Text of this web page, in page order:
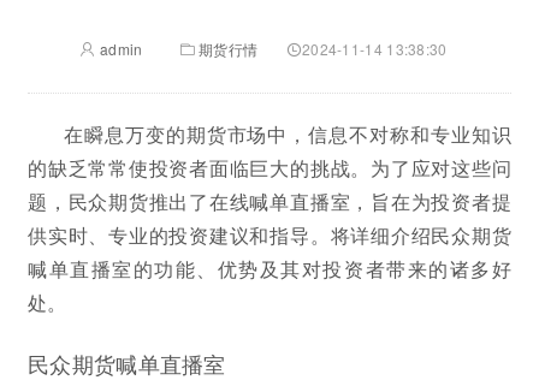
admin 期货行情 2024-11-14 13:38:30
在瞬息万变的期货市场中，信息不对称和专业知识
的缺乏常常使投资者面临巨大的挑战。为了应对这些问
题，民众期货推出了在线喊单直播室，旨在为投资者提
供实时、专业的投资建议和指导。将详细介绍民众期货
喊单直播室的功能、优势及其对投资者带来的诸多好
处。
民众期货喊单直播室